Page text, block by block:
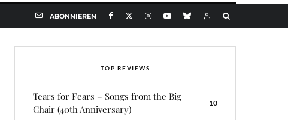
ABONNIEREN
TOP REVIEWS
Tears for Fears – Songs from the Big
Chair (40th Anniversary)
10